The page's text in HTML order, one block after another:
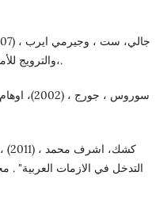
والترويج للأمبراطورية الأمريكية ، العبيكان، الرياض،.
سوروس ،
التدخل في الازمات العربية" .